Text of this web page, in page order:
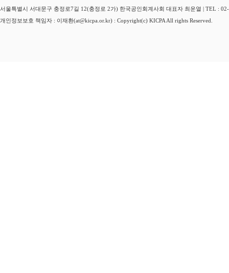
서울특별시 서대문구 충정로7길 12(충정로 2가) 한국공인회계사회 대표자 최운열 | TEL :
개인정보보호 책임자 : 이재환(at@kicpa.or.kr) : Copyright(c) KICPA All rights Reserved.